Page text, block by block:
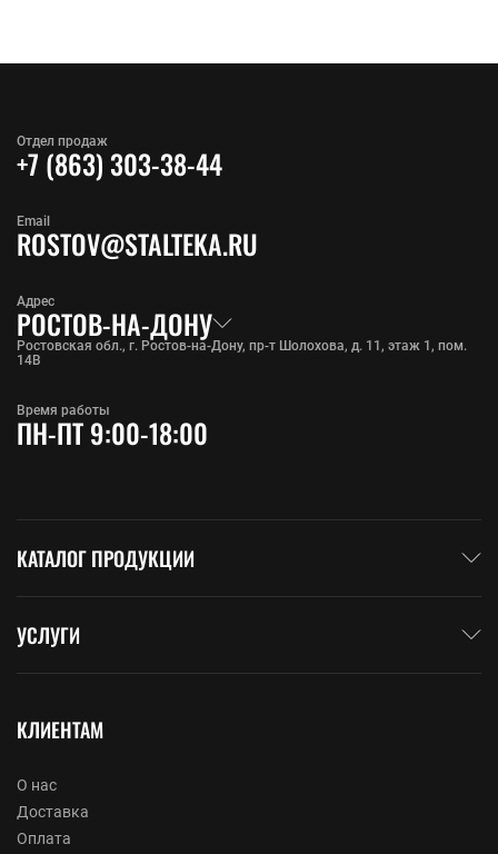
Отдел продаж
+7 (863) 303-38-44
Адрес
РОСТОВ-НА-ДОНУ
Ростовская обл., г. Ростов-на-Дону, пр-т Шолохова, д. 11, этаж 1, пом.
14В
Email
ROSTOV@STALTEKA.RU
Время работы
ПН-ПТ 9:00-18:00
КАТАЛОГ ПРОДУКЦИИ
УСЛУГИ
КЛИЕНТАМ
О нас
Доставка
Оплата